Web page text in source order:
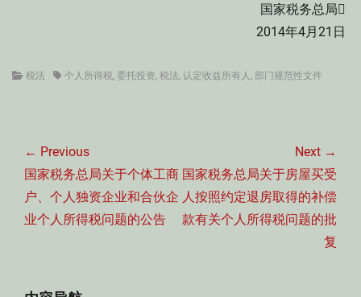
国家税务总局
2014年4月21日
Categories
税法 Tags个人所得税, 委托投资, 税法, 认定收益所有人 , 部门规范性文件
章
导
航
← Previous
Previous
post:
国家税务总局关于个体工商
户、个人独资企业和合伙企
业个人所得税问题的公告
Next →
Next
post:
国家税务总局关于房屋买受
人按照约定退房取得的补偿
款有关个人所得税问题的批
复